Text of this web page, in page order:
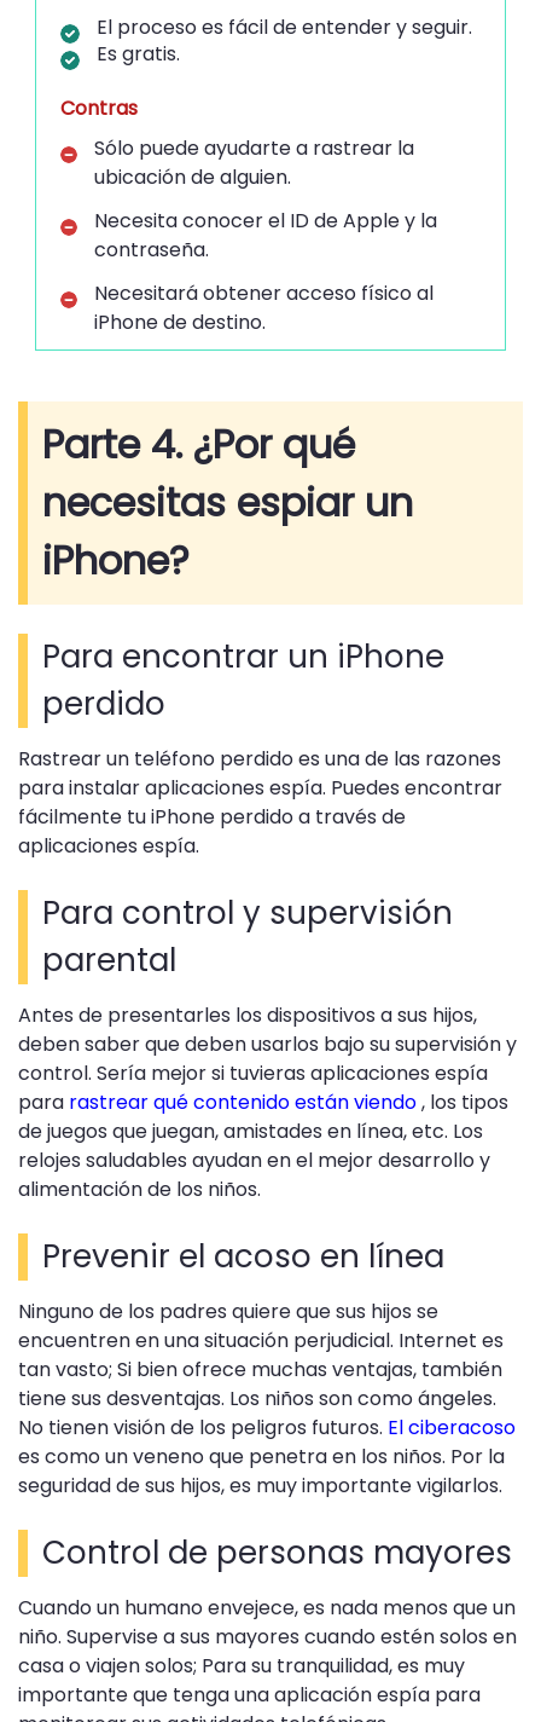
El proceso es fácil de entender y seguir.
Es gratis.
Contras
Sólo puede ayudarte a rastrear la
ubicación de alguien.
Necesita conocer el ID de Apple y la
contraseña.
Necesitará obtener acceso físico al
iPhone de destino.
Parte 4. ¿Por qué
necesitas espiar un
iPhone?
Para encontrar un iPhone
perdido
Rastrear un teléfono perdido es una de las razones
para instalar aplicaciones espía. Puedes encontrar
fácilmente tu iPhone perdido a través de
aplicaciones espía.
Para control y supervisión
parental
Antes de presentarles los dispositivos a sus hijos,
deben saber que deben usarlos bajo su supervisión y
control. Sería mejor si tuvieras aplicaciones espía
para rastrear qué contenido están viendo, los tipos
de juegos que juegan, amistades en línea, etc. Los
relojes saludables ayudan en el mejor desarrollo y
alimentación de los niños.
Prevenir el acoso en línea
Ninguno de los padres quiere que sus hijos se
encuentren en una situación perjudicial. Internet es
tan vasto; Si bien ofrece muchas ventajas, también
tiene sus desventajas. Los niños son como ángeles.
No tienen visión de los peligros futuros. El ciberacoso
es como un veneno que penetra en los niños. Por la
seguridad de sus hijos, es muy importante vigilarlos.
Control de personas mayores
Cuando un humano envejece, es nada menos que un
niño. Supervise a sus mayores cuando estén solos en
casa o viajen solos; Para su tranquilidad, es muy
importante que tenga una aplicación espía para